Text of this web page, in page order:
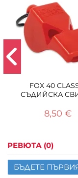
Въпрос
FOX 40
СЪДИЙСКА
8,50 €
РЕВЮТА (0)
БЪДЕТЕ